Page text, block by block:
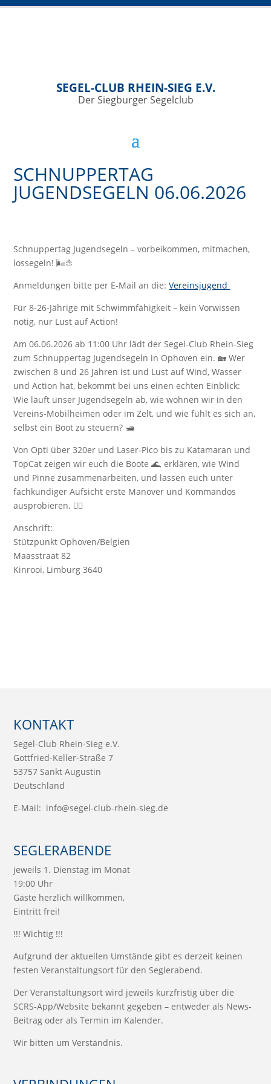
SEGEL-CLUB RHEIN-SIEG E.V.
Der Siegburger Segelclub
SCHNUPPERTAG
JUGENDSEGELN 06.06.2026
Schnuppertag Jugendsegeln – vorbeikommen, mitmachen,
lossegeln! 🌬️⛵
Anmeldungen bitte per E-Mail an die:Vereinsjugend
Für 8-26-Jährige mit Schwimmfähigkeit – kein Vorwissen
nötig, nur Lust auf Action!
Am 06.06.2026 ab 11:00 Uhr lädt der Segel-Club Rhein-Sieg
zum Schnuppertag Jugendsegeln in Ophoven ein. 🏡 Wer
zwischen 8 und 26 Jahren ist und Lust auf Wind, Wasser
und Action hat, bekommt bei uns einen echten Einblick:
Wie läuft unser Jugendsegeln ab, wie wohnen wir in den
Vereins‑Mobilheimen oder im Zelt, und wie fühlt es sich an,
selbst ein Boot zu steuern? 🛥️
Von Opti über 320er und Laser‑Pico bis zu Katamaran und
TopCat zeigen wir euch die Boote 🌊, erklären, wie Wind
und Pinne zusammenarbeiten, und lassen euch unter
fachkundiger Aufsicht erste Manöver und Kommandos
ausprobieren. 🧗‍♂️
Anschrift:
Stützpunkt Ophoven/Belgien
Maasstraat 82
Kinrooi, Limburg 3640
KONTAKT
Segel-Club Rhein-Sieg e.V.
Gottfried-Keller-Straße 7
53757 Sankt Augustin
Deutschland
E-Mail: info@segel-club-rhein-sieg.de
SEGLERABENDE
jeweils 1. Dienstag im Monat
19:00 Uhr
Gäste herzlich willkommen,
Eintritt frei!
!!! Wichtig !!!
Aufgrund der aktuellen Umstände gibt es derzeit keinen
festen Veranstaltungsort für den Seglerabend.
Der Veranstaltungsort wird jeweils kurzfristig über die
SCRS-App/Website bekannt gegeben – entweder als News-
Beitrag oder als Termin im Kalender.
Wir bitten um Verständnis.